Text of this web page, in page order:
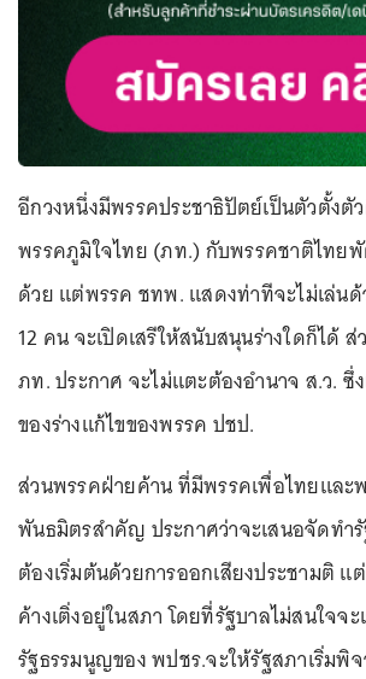
อีกวงหนึ่งมีพรรคประชาธิปัตย์เป็นตัวตั้งตั
พรรคภูมิใจไทย (ภท.) กับพรรคชาติไทย
ด้วย แต่พรรค ชทพ. แสดงท่าทีจะไม่เล่นด้
12 คน จะเปิดเสรีให้สนับสนุนร่างใดก็ได้
ภท. ประกาศ จะไม่แตะต้องอำนาจ ส.ว. ซึ่
ของร่างแก้ไขของพรรค ปชป.
ส่วนพรรคฝ่ายค้าน ที่มีพรรคเพื่อไทยและ
พันธมิตรสำคัญ ประกาศว่าจะเสนอจัดทำ
ต้องเริ่มต้นด้วยการออกเสียงประชามติ แ
ค้างเติ่งอยู่ในสภา โดยที่รัฐบาลไม่สนใจจะ
รัฐธรรมนูญของ พปชร.จะให้รัฐสภาเริ่มพิ